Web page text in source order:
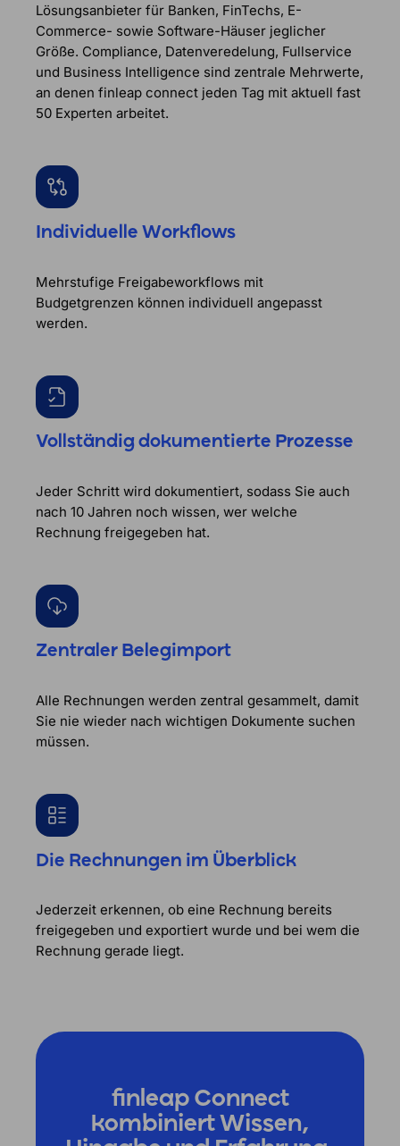
Lösungsanbieter für Banken, FinTechs, E-
Commerce- sowie Software-Häuser jeglicher
Größe. Compliance, Datenveredelung, Fullservice
und Business Intelligence sind zentrale Mehrwerte,
an denen finleap connect jeden Tag mit aktuell fast
50 Experten arbeitet.
Individuelle Workflows
Mehrstufige Freigabeworkflows mit
Budgetgrenzen können individuell angepasst
werden.
Vollständig dokumentierte Prozesse
Jeder Schritt wird dokumentiert, sodass Sie auch
nach 10 Jahren noch wissen, wer welche
Rechnung freigegeben hat.
Zentraler Belegimport
Alle Rechnungen werden zentral gesammelt, damit
Sie nie wieder nach wichtigen Dokumente suchen
müssen.
Die Rechnungen im Überblick
Jederzeit erkennen, ob eine Rechnung bereits
freigegeben und exportiert wurde und bei wem die
Rechnung gerade liegt.
finleap Connect
kombiniert Wissen,